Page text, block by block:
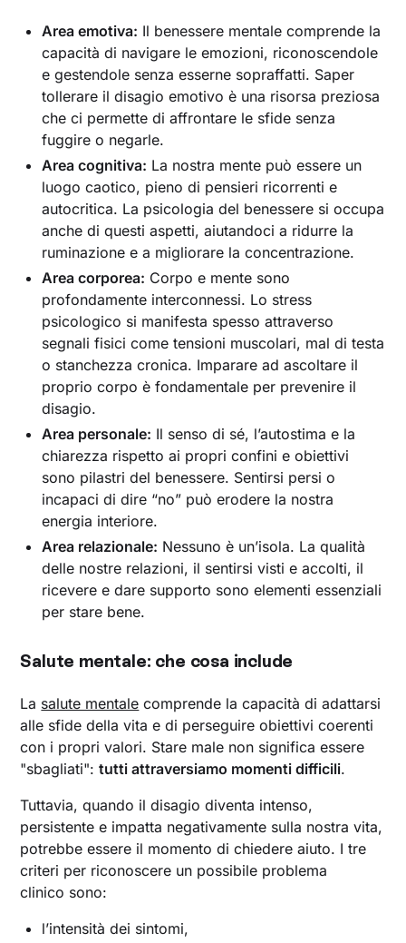
Area emotiva: Il benessere mentale comprende la
capacità di navigare le emozioni, riconoscendole
e gestendole senza esserne sopraffatti. Saper
tollerare il disagio emotivo è una risorsa preziosa
che ci permette di affrontare le sfide senza
fuggire o negarle.
Area cognitiva: La nostra mente può essere un
luogo caotico, pieno di pensieri ricorrenti e
autocritica. La psicologia del benessere si occupa
anche di questi aspetti, aiutandoci a ridurre la
ruminazione e a migliorare la concentrazione.
Area corporea: Corpo e mente sono
profondamente interconnessi. Lo stress
psicologico si manifesta spesso attraverso
segnali fisici come tensioni muscolari, mal di testa
o stanchezza cronica. Imparare ad ascoltare il
proprio corpo è fondamentale per prevenire il
disagio.
Area personale: Il senso di sé, l’autostima e la
chiarezza rispetto ai propri confini e obiettivi
sono pilastri del benessere. Sentirsi persi o
incapaci di dire “no” può erodere la nostra
energia interiore.
Area relazionale: Nessuno è un’isola. La qualità
delle nostre relazioni, il sentirsi visti e accolti, il
ricevere e dare supporto sono elementi essenziali
per stare bene.
Salute mentale: che cosa include
La salute mentale comprende la capacità di adattarsi
alle sfide della vita e di perseguire obiettivi coerenti
con i propri valori. Stare male non significa essere
"sbagliati":tutti attraversiamo momenti difficili.
Tuttavia, quando il disagio diventa intenso,
persistente e impatta negativamente sulla nostra vita,
potrebbe essere il momento di chiedere aiuto. I tre
criteri per riconoscere un possibile problema
clinico sono:
l’intensità dei sintomi,